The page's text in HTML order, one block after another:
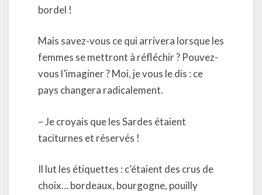
bordel !
Mais savez-vous ce qui arrivera lorsque les
femmes se mettront à réfléchir ? Pouvez-
vous l’imaginer ? Moi, je vous le dis : ce
pays changera radicalement.
– Je croyais que les Sardes étaient
taciturnes et réservés !
Il lut les étiquettes : c’étaient des crus de
choix… bordeaux, bourgogne, pouilly